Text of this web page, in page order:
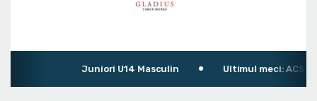
Juniori U14 Masculin Ultimul meci: ACS